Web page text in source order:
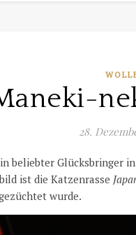
28.
beliebter Glücksbringer
ist die Katzenrasse
wurde.